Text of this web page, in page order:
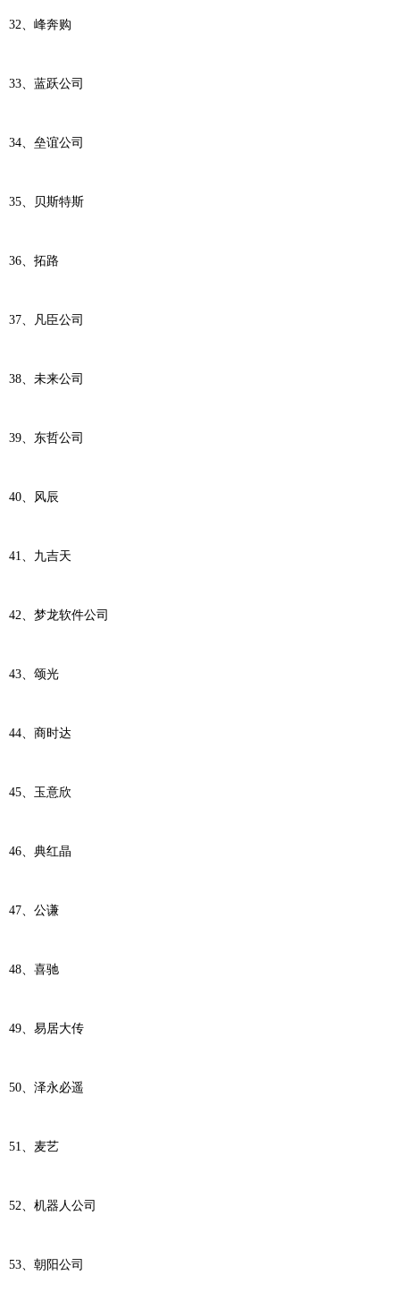
32、峰奔购
33、蓝跃公司
34、垒谊公司
35、贝斯特斯
36、拓路
37、凡臣公司
38、未来公司
39、东哲公司
40、风辰
41、九吉天
42、梦龙软件公司
43、颂光
44、商时达
45、玉意欣
46、典红晶
47、公谦
48、喜驰
49、易居大传
50、泽永必遥
51、麦艺
52、机器人公司
53、朝阳公司